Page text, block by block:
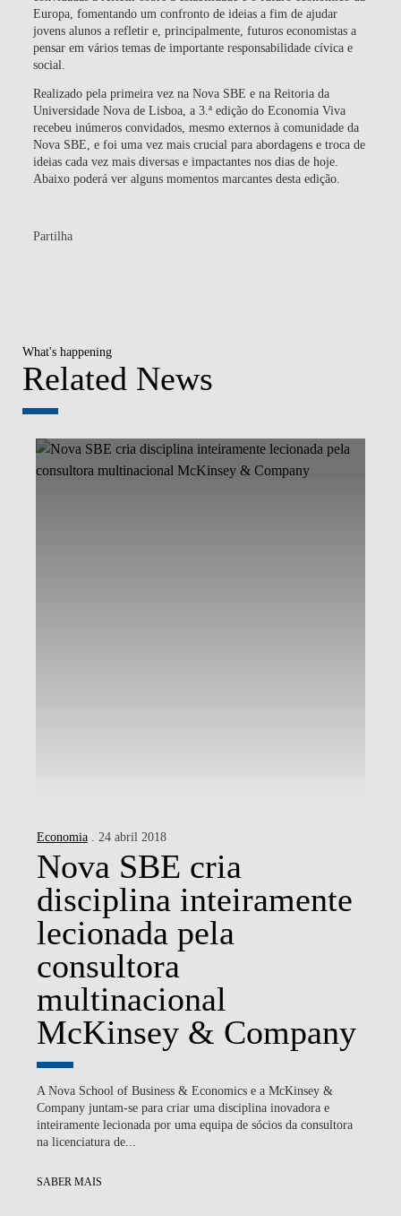
Europa, fomentando um confronto de ideias a fim de ajudar
jovens alunos a refletir e, principalmente, futuros economistas a
pensar em vários temas de importante responsabilidade cívica e
social.
Realizado pela primeira vez na Nova SBE e na Reitoria da
Universidade Nova de Lisboa, a 3.ª edição do Economia Viva
recebeu inúmeros convidados, mesmo externos à comunidade da
Nova SBE, e foi uma vez mais crucial para abordagens e troca de
ideias cada vez mais diversas e impactantes nos dias de hoje.
Abaixo poderá ver alguns momentos marcantes desta edição.
Partilha
What's happening
Related News
Economia . 24 abril 2018
Nova SBE cria
disciplina inteiramente
lecionada pela
consultora
multinacional
McKinsey & Company
A Nova School of Business & Economics e a McKinsey &
Company juntam-se para criar uma disciplina inovadora e
inteiramente lecionada por uma equipa de sócios da consultora
na licenciatura de...
SABER MAIS